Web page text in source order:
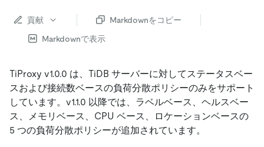
貢献
Markdownをコピー
Markdownで表示
TiProxy v1.0.0 は、TiDB サーバーに対してステータスベー
スおよび接続数ベースの負荷分散ポリシーのみをサポート
しています。v1.1.0 以降では、ラベルベース、ヘルスベー
ス、メモリベース、CPU ベース、ロケーションベースの
5 つの負荷分散ポリシーが追加されています。